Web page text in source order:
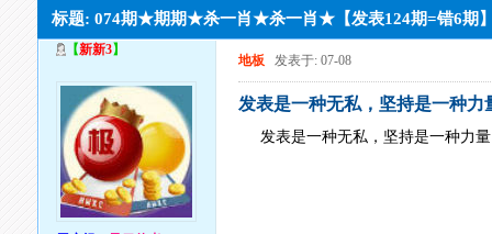
标题: 074期★期期★杀一肖★杀一肖★【发表124期=错6期
【新新3】
地板 发表于: 07-08
发表是一种无私，坚持是一种
发表是一种无私，坚持是一种力